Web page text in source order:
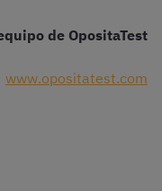
de OpositaTest
www.opositatest.com